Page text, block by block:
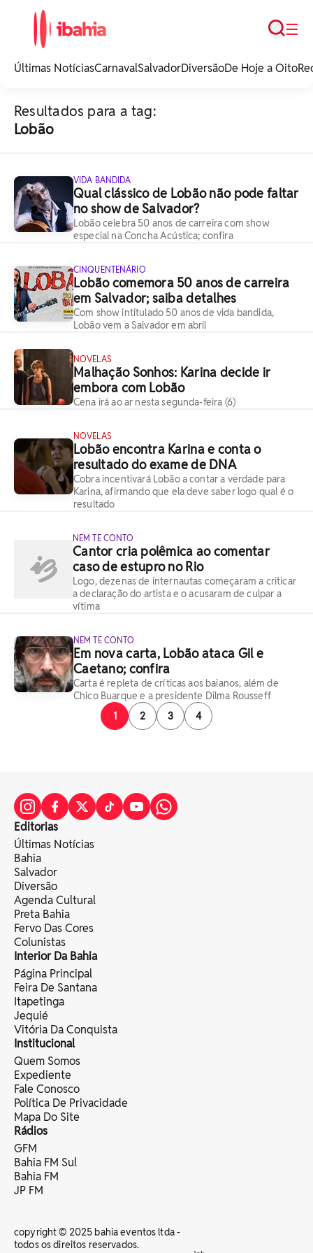
noticias e
☰
Busca
Últimas NotíciasCarnavalSalvadorDiversãoDe Hoje a Oito
Resultados para a tag:
Lobão
VIDA BANDIDA
Qual clássico de Lobão não pode faltar
no show de Salvador?
Lobão celebra 50 anos de carreira com show
especial na Concha Acústica; confira
CINQUENTENÁRIO
Lobão comemora 50 anos de carreira
em Salvador; saiba detalhes
Com show intitulado 50 anos de vida bandida,
Lobão vem a Salvador em abril
NOVELAS
Malhação Sonhos: Karina decide ir
embora com Lobão
Cena irá ao ar nesta segunda-feira (6)
NOVELAS
Lobão encontra Karina e conta o
resultado do exame de DNA
Cobra incentivará Lobão a contar a verdade para
Karina, afirmando que ela deve saber logo qual é o
resultado
NEM TE CONTO
Cantor cria polêmica ao comentar
caso de estupro no Rio
Logo, dezenas de internautas começaram a criticar
a declaração do artista e o acusaram de culpar a
vítima
NEM TE CONTO
Em nova carta, Lobão ataca Gil e
Caetano; confira
Carta é repleta de críticas aos baianos, além de
Chico Buarque e a presidente Dilma Rousseff
1
2 3 4
Editorias
Últimas Notícias
Bahia
Salvador
Diversão
Agenda Cultural
Preta Bahia
Fervo Das Cores
Colunistas
Interior Da Bahia
Página Principal
Feira De Santana
Itapetinga
Jequié
Vitória Da Conquista
Institucional
Quem Somos
Expediente
Fale Conosco
Política De Privacidade
Mapa Do Site
Rádios
GFM
Bahia FM Sul
Bahia FM
JP FM
copyright © 2025 bahia eventos ltda -
todos os direitos reservados.